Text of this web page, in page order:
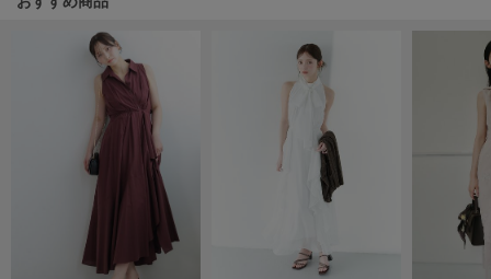
NEW Balance
ニューバランス